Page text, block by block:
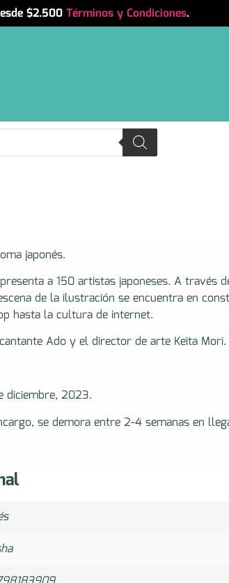
$2.500 Términos y Condiciones.
japonés.
a 150 artistas japoneses. A través
de la ilustración se encuentra en
hasta la cultura de internet.
Ado y el director de arte Keita Mori.
diciembre, 2023.
se demora entre 2-4 semanas en